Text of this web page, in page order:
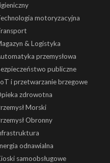
motoryzacyjna
& Logistyka
przemysłowa
publiczne
i przetwarzanie brzegowe
zdrowotna
Morski
Obronny
odnawialna
samoobsługowe